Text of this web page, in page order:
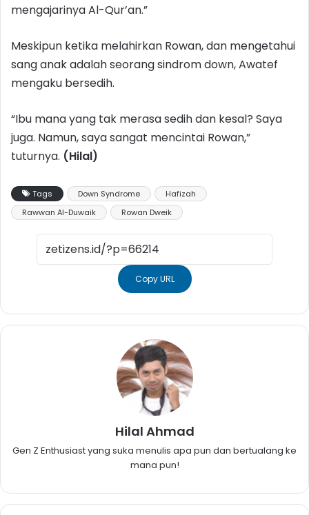
mengajarinya Al-Qur’an.”
Meskipun ketika melahirkan Rowan, dan mengetahui
sang anak adalah seorang sindrom down, Awatef
mengaku bersedih.
“Ibu mana yang tak merasa sedih dan kesal? Saya
juga. Namun, saya sangat mencintai Rowan,”
tuturnya. (Hilal)
Tags Down Syndrome
Hafizah
Rawwan Al-Duwaik
Rowan Dweik
Copy URL
Hilal Ahmad
Gen Z Enthusiast yang suka menulis apa pun dan bertualang ke
mana pun!